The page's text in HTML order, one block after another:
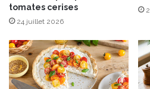
r
t
n
e
r
C
o
u
u
e
t
,
tomates cerises
24 juillet 2026